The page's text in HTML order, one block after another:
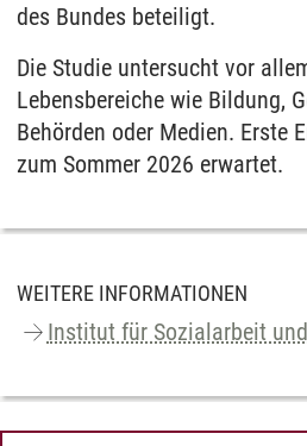
des Bundes beteiligt.
Die Studie untersucht vor
Lebensbereiche wie Bildung,
Behörden oder Medien. Erste
zum Sommer 2026 erwartet.
WEITERE INFORMATIONEN
Institut für Sozialarbeit